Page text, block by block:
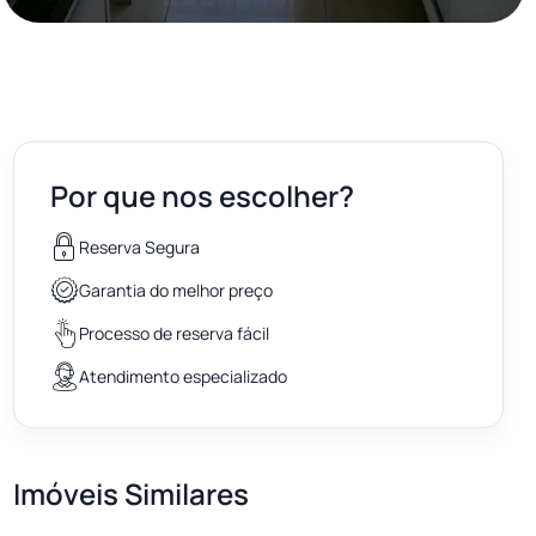
Por que nos escolher?
Reserva Segura
Garantia do melhor preço
Processo de reserva fácil
Atendimento especializado
Imóveis Similares